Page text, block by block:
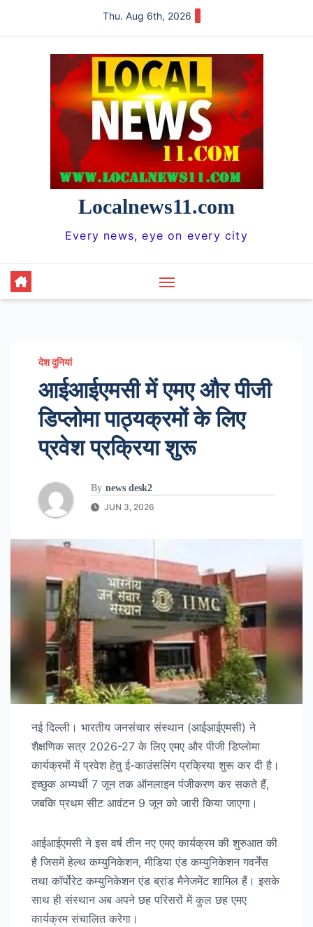
Thu. Aug 6th, 2026
Localnews11.com
Every news, eye on every city
देश दुनियां
आईआईएमसी में एमए और पीजी
डिप्लोमा पाठ्यक्रमों के लिए
प्रवेश प्रक्रिया शुरू
By news desk2
JUN 3, 2026
नई दिल्ली। भारतीय जनसंचार संस्थान (आईआईएमसी) ने
शैक्षणिक सत्र 2026-27 के लिए एमए और पीजी डिप्लोमा
कार्यक्रमों में प्रवेश हेतु ई-काउंसलिंग प्रक्रिया शुरू कर दी है।
इच्छुक अभ्यर्थी 7 जून तक ऑनलाइन पंजीकरण कर सकते हैं,
जबकि प्रथम सीट आवंटन 9 जून को जारी किया जाएगा।
आईआईएमसी ने इस वर्ष तीन नए एमए कार्यक्रम की शुरुआत की
है जिसमें हेल्थ कम्युनिकेशन, मीडिया एंड कम्युनिकेशन गवर्नेंस
तथा कॉर्पोरेट कम्युनिकेशन एंड ब्रांड मैनेजमेंट शामिल हैं। इसके
साथ ही संस्थान अब अपने छह परिसरों में कुल छह एमए
कार्यक्रम संचालित करेगा।